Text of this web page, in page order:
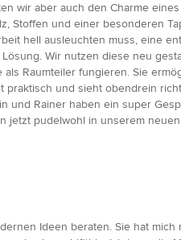
wir aber auch den Charme
Stoffen und einer besonderen
hell ausleuchten muss, eine
Wir nutzen diese neu
Raumteiler fungieren. Sie
und sieht obendrein
und Rainer haben ein super
pudelwohl in unserem neuen
Ideen beraten. Sie hat